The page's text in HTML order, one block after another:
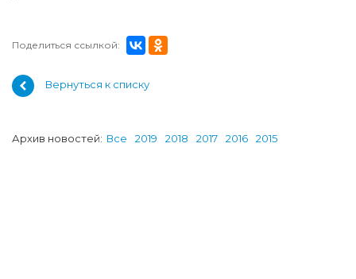
Поделиться ссылкой:
Вернуться к списку
Архив новостей: Все 2019 2018 2017 2016 2015